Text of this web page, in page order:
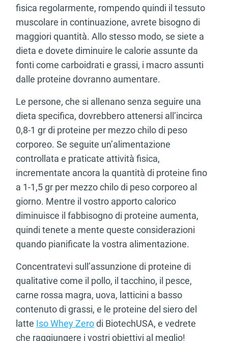
fisica regolarmente, rompendo quindi il tessuto
muscolare in continuazione, avrete bisogno di
maggiori quantità. Allo stesso modo, se siete a
dieta e dovete diminuire le calorie assunte da
fonti come carboidrati e grassi, i macro assunti
dalle proteine dovranno aumentare.
Le persone, che si allenano senza seguire una
dieta specifica, dovrebbero attenersi all’incirca
0,8-1 gr di proteine per mezzo chilo di peso
corporeo. Se seguite un’alimentazione
controllata e praticate attività fisica,
incrementate ancora la quantità di proteine fino
a 1-1,5 gr per mezzo chilo di peso corporeo al
giorno. Mentre il vostro apporto calorico
diminuisce il fabbisogno di proteine aumenta,
quindi tenete a mente queste considerazioni
quando pianificate la vostra alimentazione.
Concentratevi sull’assunzione di proteine di
qualitative come il pollo, il tacchino, il pesce,
carne rossa magra, uova, latticini a basso
contenuto di grassi, e le proteine del siero del
latte Iso Whey Zerodi BiotechUSA, e vedrete
che raggiungere i vostri obiettivi al meglio!